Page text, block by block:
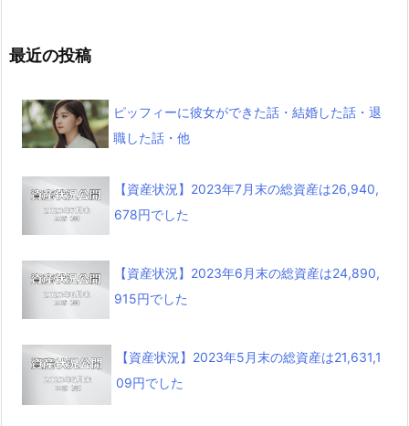
最近の投稿
ピッフィーに彼女ができた話・結婚した話・退
職した話・他
【資産状況】2023年7月末の総資産は26,940,
678円でした
【資産状況】2023年6月末の総資産は24,890,
915円でした
【資産状況】2023年5月末の総資産は21,631,1
09円でした